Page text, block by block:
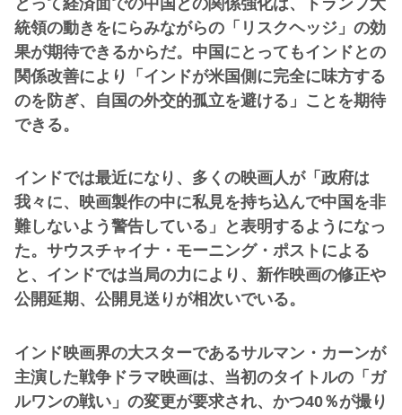
とって経済面での中国との関係強化は、トランプ大
統領の動きをにらみながらの「リスクヘッジ」の効
果が期待できるからだ。中国にとってもインドとの
関係改善により「インドが米国側に完全に味方する
のを防ぎ、自国の外交的孤立を避ける」ことを期待
できる。
インドでは最近になり、多くの映画人が「政府は
我々に、映画製作の中に私見を持ち込んで中国を非
難しないよう警告している」と表明するようになっ
た。サウスチャイナ・モーニング・ポストによる
と、インドでは当局の力により、新作映画の修正や
公開延期、公開見送りが相次いでいる。
インド映画界の大スターであるサルマン・カーンが
主演した戦争ドラマ映画は、当初のタイトルの「ガ
ルワンの戦い」の変更が要求され、かつ40％が撮り